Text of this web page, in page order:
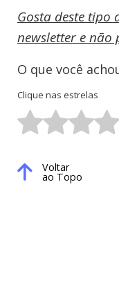
Gosta deste tipo
newsletter e não
O que você
Clique nas estrelas
Voltar
ao Topo